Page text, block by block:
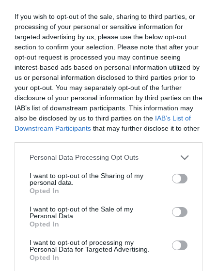
If you wish to opt-out of the sale, sharing to third parties, or
processing of your personal or sensitive information for
targeted advertising by us, please use the below opt-out
section to confirm your selection. Please note that after your
opt-out request is processed you may continue seeing
interest-based ads based on personal information utilized by
us or personal information disclosed to third parties prior to
your opt-out. You may separately opt-out of the further
disclosure of your personal information by third parties on the
IAB’s list of downstream participants. This information may
also be disclosed by us to third parties on the IAB’s List of
Downstream Participants that may further disclose it to other
Personal Data Processing Opt Outs
I want to opt-out of the Sharing of my
personal data.
Opted In
I want to opt-out of the Sale of my
Personal Data.
Opted In
I want to opt-out of processing my
Personal Data for Targeted Advertising.
Opted In
konicami v prazničnem času,«je dodal Chen.
Podjetje, ki se osredotoča na razvoj in
komercialno uporabo fizičnih inteligentnih
robotov, pospešuje prehod robotike od
tehnoloških predstavitev k dejanski uporabi v
praksi.
Njihovi humanoidni roboti, prometni roboti in
roboti za zdravstvene storitve so bili izvoženi v
avtomobilskih salonih, razstavnih dvoranah,
javnih ustanovah, bolnišnicah in pri
upravljanju prometa.
Takšna priljubljenost je opazna tudi na
sosednjem razstavnem prostoru podjetja
PaXini Technology . Podjetje, ki se ukvarja z
večdimenzionalno tehnologijo tipnega